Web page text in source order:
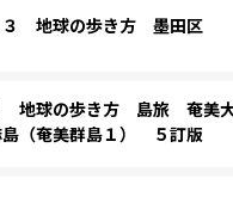
３ 地球の歩き方 墨田区
地球の歩き方 島旅 奄美
島（奄美群島１） ５訂版